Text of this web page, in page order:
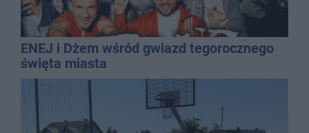
ENEJ i Dżem wśród gwiazd tegorocznego
święta miasta